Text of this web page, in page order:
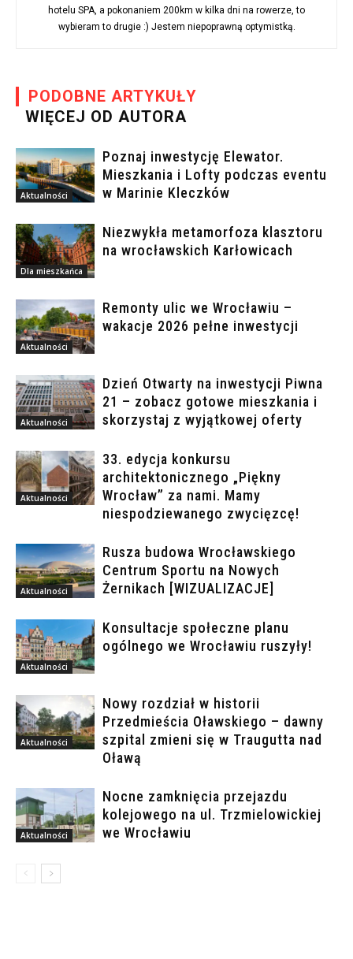
hotelu SPA, a pokonaniem 200km w kilka dni na rowerze, to
wybieram to drugie :) Jestem niepoprawną optymistką.
PODOBNE ARTYKUŁY
WIĘCEJ OD AUTORA
Aktualności
Poznaj inwestycję Elewator.
Mieszkania i Lofty podczas eventu
w Marinie Kleczków
Dla mieszkańca
Niezwykła metamorfoza klasztoru
na wrocławskich Karłowicach
Aktualności
Remonty ulic we Wrocławiu –
wakacje 2026 pełne inwestycji
Aktualności
Dzień Otwarty na inwestycji Piwna
21 – zobacz gotowe mieszkania i
skorzystaj z wyjątkowej oferty
Aktualności
33. edycja konkursu
architektonicznego „Piękny
Wrocław” za nami. Mamy
niespodziewanego zwycięzcę!
Aktualności
Rusza budowa Wrocławskiego
Centrum Sportu na Nowych
Żernikach [WIZUALIZACJE]
Aktualności
Konsultacje społeczne planu
ogólnego we Wrocławiu ruszyły!
Aktualności
Nowy rozdział w historii
Przedmieścia Oławskiego – dawny
szpital zmieni się w Traugutta nad
Oławą
Aktualności
Nocne zamknięcia przejazdu
kolejowego na ul. Trzmielowickiej
we Wrocławiu